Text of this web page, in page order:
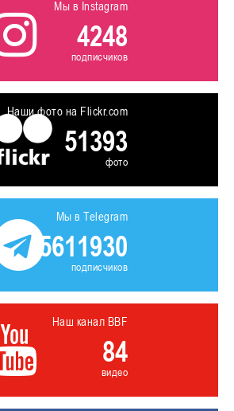
Мы в Instagram
4248
подписчиков
Наши фото на Flickr.com
51393
фото
Мы в Telegram
5611930
подписчиков
Наш канал BBF
84
видео